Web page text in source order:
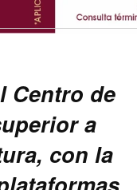
Centro de
a
con la